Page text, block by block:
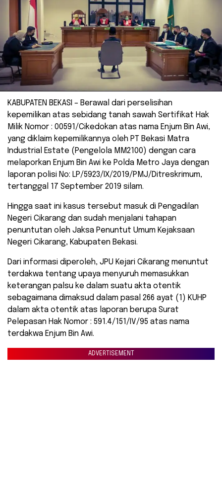
KABUPATEN BEKASI – Berawal dari perselisihan
kepemilikan atas sebidang tanah sawah Sertifikat Hak
Milik Nomor : 00591/Cikedokan atas nama Enjum Bin Awi,
yang diklaim kepemilikannya oleh PT Bekasi Matra
Industrial Estate (Pengelola MM2100) dengan cara
melaporkan Enjum Bin Awi ke Polda Metro Jaya dengan
laporan polisi No: LP/5923/IX/2019/PMJ/Ditreskrimum,
tertanggal 17 September 2019 silam.
Hingga saat ini kasus tersebut masuk di Pengadilan
Negeri Cikarang dan sudah menjalani tahapan
penuntutan oleh Jaksa Penuntut Umum Kejaksaan
Negeri Cikarang, Kabupaten Bekasi.
Dari informasi diperoleh, JPU Kejari Cikarang menuntut
terdakwa tentang upaya menyuruh memasukkan
keterangan palsu ke dalam suatu akta otentik
sebagaimana dimaksud dalam pasal 266 ayat (1) KUHP
dalam akta otentik atas laporan berupa Surat
Pelepasan Hak Nomor : 591.4/151/IV/95 atas nama
terdakwa Enjum Bin Awi.
ADVERTISEMENT